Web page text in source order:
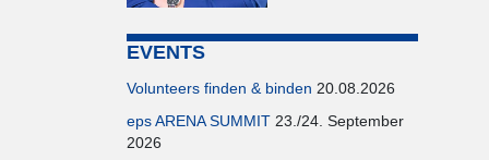
EVENTS
Volunteers finden & binden 20.08.2026
eps ARENA SUMMIT 23./24. September
2026